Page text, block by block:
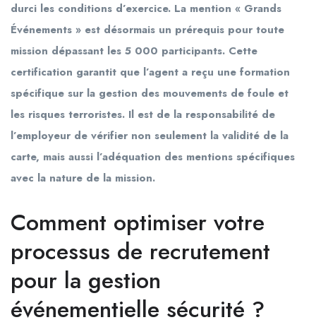
durci les conditions d’exercice. La mention « Grands
Événements » est désormais un prérequis pour toute
mission dépassant les 5 000 participants. Cette
certification garantit que l’agent a reçu une formation
spécifique sur la gestion des mouvements de foule et
les risques terroristes. Il est de la responsabilité de
l’employeur de vérifier non seulement la validité de la
carte, mais aussi l’adéquation des mentions spécifiques
avec la nature de la mission.
Comment optimiser votre
processus de recrutement
pour la gestion
événementielle sécurité ?